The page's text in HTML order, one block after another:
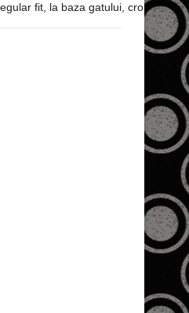
fit, la baza gatului, croiala